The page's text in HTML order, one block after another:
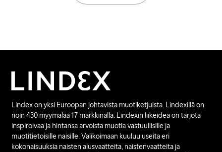
Lindex on yksi Euroopan johtavista muotiketjuista. Lindexillä on
noin 430 myymälää 17 markkinalla. Lindexin liikeidea on tarjota
inspiroivaa ja hintansa arvoista muotia vastuullisille ja
muotitietoisille naisille. Valikoimaan kuuluu useita eri
kokonaisuuksia naisten alusvaatteita, naistenvaatteita ja